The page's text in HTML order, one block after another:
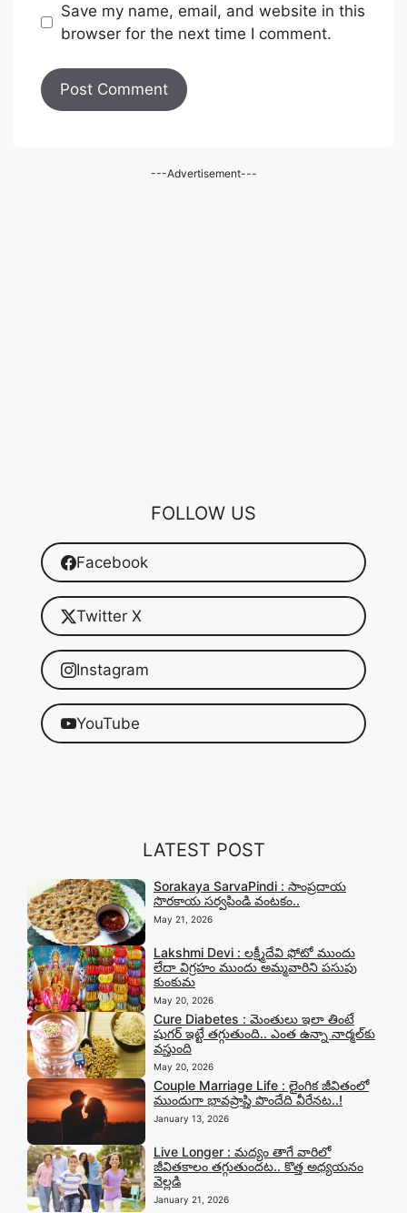
Save my name, email, and website in this
browser for the next time I comment.
---Advertisement---
FOLLOW US
Facebook
Twitter X
Instagram
YouTube
LATEST POST
Sorakaya SarvaPindi : సాంప్రదాయ
సొరకాయ సర్వపిండి వంటకం..
May 21, 2026
Lakshmi Devi : లక్ష్మీదేవి ఫోటో ముందు
లేదా విగ్రహం ముందు అమ్మవారిని పసుపు
కుంకుమ
May 20, 2026
Cure Diabetes : మెంతులు ఇలా తింటే
షుగర్ ఇట్టే తగ్గుతుంది.. ఎంత ఉన్నా నార్మల్‍కు
వస్తుంది
May 20, 2026
Couple Marriage Life : లైంగిక జీవితంలో
ముందుగా భావప్రాప్తి పొందేది వీరేనట..!
January 13, 2026
Live Longer : మద్యం తాగే వారిలో
జీవితకాలం తగ్గుతుందట.. కొత్త అధ్యయనం
వెల్లడి
January 21, 2026